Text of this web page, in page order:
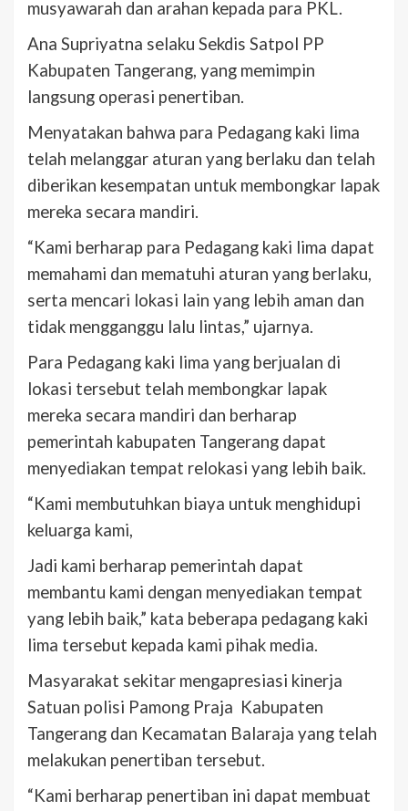
musyawarah dan arahan kepada para PKL.
Ana Supriyatna selaku Sekdis Satpol PP
Kabupaten Tangerang, yang memimpin
langsung operasi penertiban.
Menyatakan bahwa para Pedagang kaki lima
telah melanggar aturan yang berlaku dan telah
diberikan kesempatan untuk membongkar lapak
mereka secara mandiri.
“Kami berharap para Pedagang kaki lima dapat
memahami dan mematuhi aturan yang berlaku,
serta mencari lokasi lain yang lebih aman dan
tidak mengganggu lalu lintas,” ujarnya.
Para Pedagang kaki lima yang berjualan di
lokasi tersebut telah membongkar lapak
mereka secara mandiri dan berharap
pemerintah kabupaten Tangerang dapat
menyediakan tempat relokasi yang lebih baik.
“Kami membutuhkan biaya untuk menghidupi
keluarga kami,
Jadi kami berharap pemerintah dapat
membantu kami dengan menyediakan tempat
yang lebih baik,” kata beberapa pedagang kaki
lima tersebut kepada kami pihak media.
Masyarakat sekitar mengapresiasi kinerja
Satuan polisi Pamong Praja Kabupaten
Tangerang dan Kecamatan Balaraja yang telah
melakukan penertiban tersebut.
“Kami berharap penertiban ini dapat membuat